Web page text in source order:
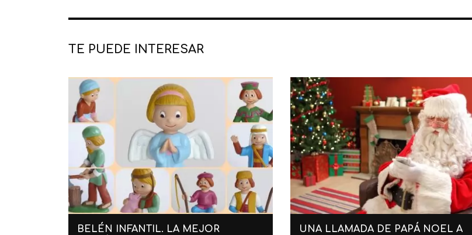
TE PUEDE INTERESAR
BELÉN INFANTIL. LA MEJOR
UNA LLAMADA DE PAPÁ NOEL A